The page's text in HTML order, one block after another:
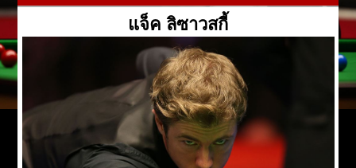
แจ็ค ลิซาวสกี้